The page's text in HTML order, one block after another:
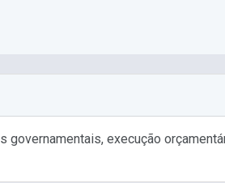
execução